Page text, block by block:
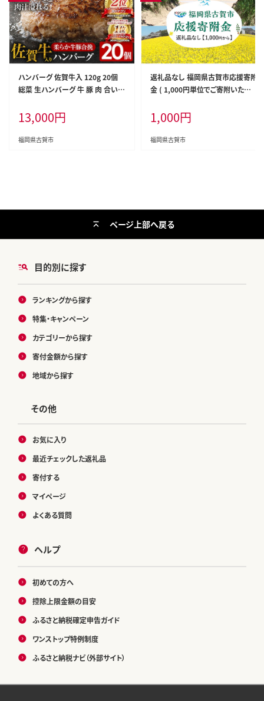
ハンバーグ 佐賀牛入 120g 20個
総菜 生ハンバーグ 牛 豚 肉 合い挽
牛豚合挽 ジューシー 柔らかい 夕
飯 おかず 贅沢 グルメ 九州 古賀市
13,000円
福岡県古賀市
返礼品なし 福岡県古賀市応援寄附
金 ( 1,000円単位でご寄附いただ
1,000円
福岡県古賀市
目的別に探す
ランキングから探す
特集・キャンペーン
カテゴリーから探す
寄付金額から探す
地域から探す
その他
お気に入り
最近チェックした返礼品
寄付する
マイページ
よくある質問
ヘルプ
初めての方へ
控除上限金額の目安
ふるさと納税確定申告ガイド
ワンストップ特例制度
ふるさと納税ナビ（外部サイト）
ページ上部へ戻る